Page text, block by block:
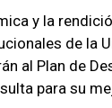
y la
de la
al Plan de
para su